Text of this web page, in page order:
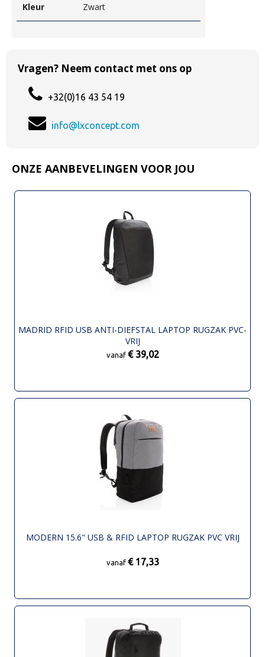
Kleur Zwart
Vragen? Neem contact met ons op
+32(0)16 43 54 19
info@lxconcept.com
ONZE AANBEVELINGEN VOOR JOU
MADRID RFID USB ANTI-DIEFSTAL LAPTOP RUGZAK PVC-
VRIJ
vanaf € 39,02
MODERN 15.6" USB & RFID LAPTOP RUGZAK PVC VRIJ
vanaf € 17,33